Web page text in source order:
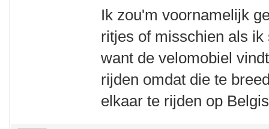
Ik zou'm voornamelijk
ritjes of misschien als
want de velomobiel
rijden omdat die te
elkaar te rijden op